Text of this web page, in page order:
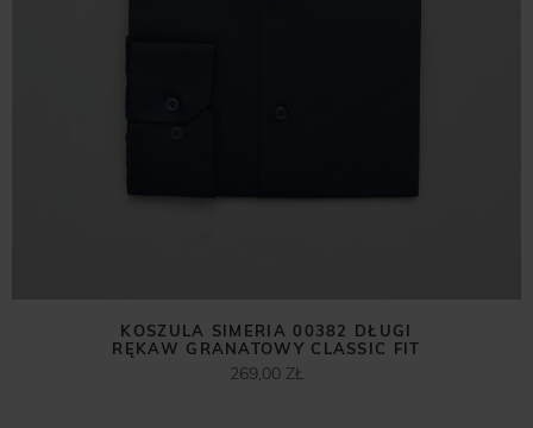
KOSZULA SIMERIA 00382 DŁUGI
RĘKAW GRANATOWY CLASSIC FIT
269,00 ZŁ